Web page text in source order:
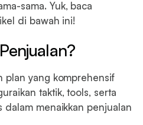
sama. Yuk, baca
di bawah ini!
plan yang komprehensif
taktik, tools, serta
dalam menaikkan penjualan